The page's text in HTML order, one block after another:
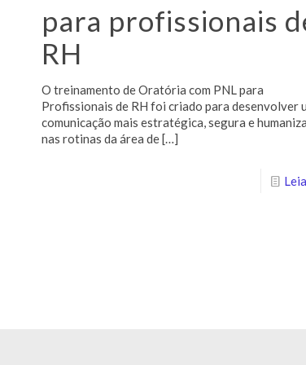
para profissionais
RH
O treinamento de Oratória com PNL para
Profissionais de RH foi criado para desenvolver
comunicação mais estratégica, segura e
nas rotinas da área de[…]